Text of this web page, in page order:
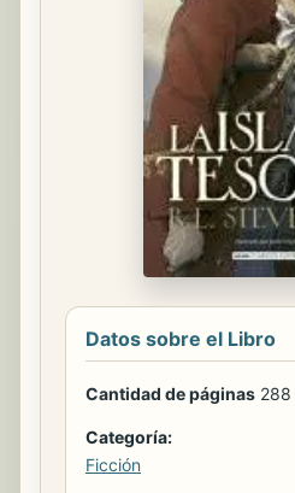
Datos sobre el Libro
Cantidad de páginas 288
Categoría:
Ficción